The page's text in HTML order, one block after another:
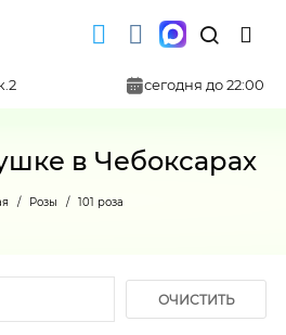
сегодня до 22:00
в Чебоксарах
Розы 101 роза
ОЧИСТИТЬ